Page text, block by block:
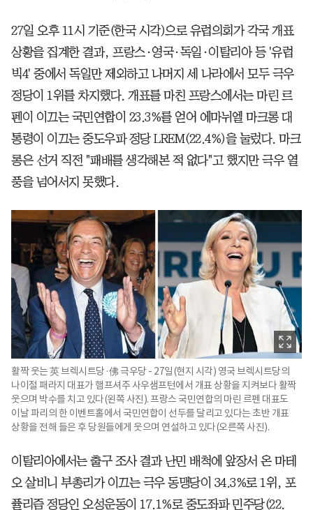
27일 오후 11시 기준(한국 시각)으로 유럽의회가 각국 개표
상황을 집계한 결과, 프랑스·영국·독일·이탈리아 등 '유럽
빅4' 중에서 독일만 제외하고 나머지 세 나라에서 모두 극우
정당이 1위를 차지했다. 개표를 마친 프랑스에서는 마린 르
펜이 이끄는 국민연합이 23.3%를 얻어 에마뉘엘 마크롱 대
통령이 이끄는 중도우파 정당 LREM(22.4%)을 눌렀다. 마크
롱은 선거 직전 "패배를 생각해본 적 없다"고 했지만 극우 열
풍을 넘어서지 못했다.
활짝 웃는 英 브렉시트당·佛 극우당 - 27일(현지 시각) 영국 브렉시트당의
나이절 패라지 대표가 햄프셔주 사우샘프턴에서 개표 상황을 지켜보다 활짝
웃으며 박수를 치고 있다(왼쪽 사진). 프랑스 국민연합의 마린 르펜 대표도
이날 파리의 한 이벤트홀에서 국민연합이 선두를 달리고 있다는 초반 개표
상황을 전해 들은 후 당원들에게 웃으며 연설하고 있다(오른쪽 사진).
이탈리아에서는 출구 조사 결과 난민 배척에 앞장서 온 마테
오 살비니 부총리가 이끄는 극우 동맹당이 34.3%로 1위, 포
퓰리즘 정당인 오성운동이 17.1%로 중도좌파 민주당(22.